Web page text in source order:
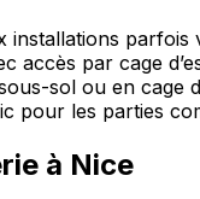
installations parfois
accès par cage
sol ou en cage
pour les parties
à Nice